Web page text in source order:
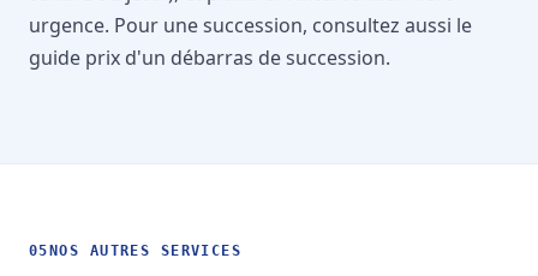
urgence. Pour une succession, consultez aussi le
guide prix d'un débarras de succession.
05 NOS AUTRES SERVICES